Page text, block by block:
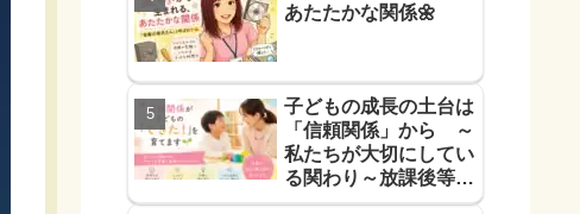
あたたかな関係🌼
子どもの成長の土台は
「信頼関係」から ～
私たちが大切にしてい
る関わり～放課後等デ
イサービス